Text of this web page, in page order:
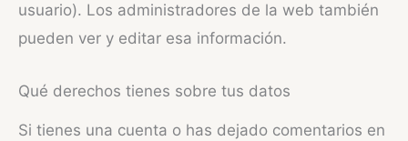
usuario). Los administradores de la web también
pueden ver y editar esa información.
Qué derechos tienes sobre tus datos
Si tienes una cuenta o has dejado comentarios en